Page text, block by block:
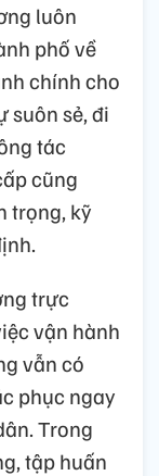
luôn
phố về
chính cho
suôn sẻ, đi
tác
cũng
trọng, kỹ
trực
vận hành
vẫn có
phục ngay
Trong
tập huấn